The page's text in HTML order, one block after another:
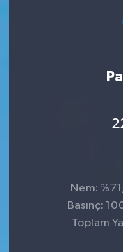
Nem:
Basınç:
Toplam